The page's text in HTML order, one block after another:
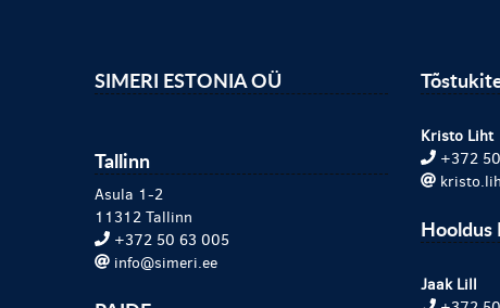
SIMERI ESTONIA OÜ
Tallinn
Asula 1-2
11312 Tallinn
+372 50 63 005
info@simeri.ee
Kristo Liht
+372
Hooldus
Jaak Lill